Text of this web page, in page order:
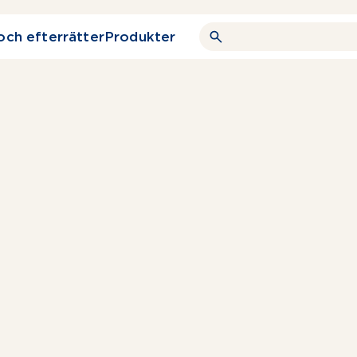
efterrätterProdukter